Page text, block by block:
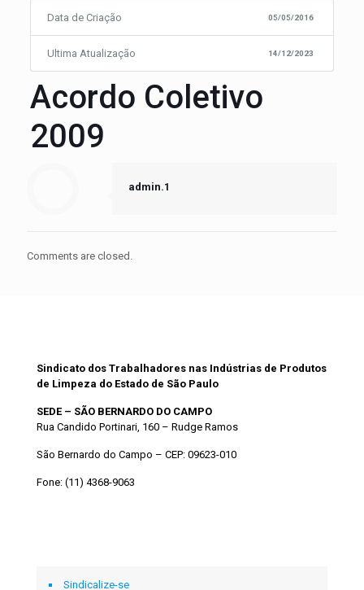
Data de Criação 05/05/2016
Ultima Atualização 14/12/2023
Acordo Coletivo
2009
admin.1
Comments are closed.
Sindicato dos Trabalhadores nas Indústrias de Produtos
de Limpeza do Estado de São Paulo
SEDE – SÃO BERNARDO DO CAMPO
Rua Candido Portinari, 160 – Rudge Ramos
São Bernardo do Campo – CEP: 09623-010
Fone: (11) 4368-9063
Sindicalize-se